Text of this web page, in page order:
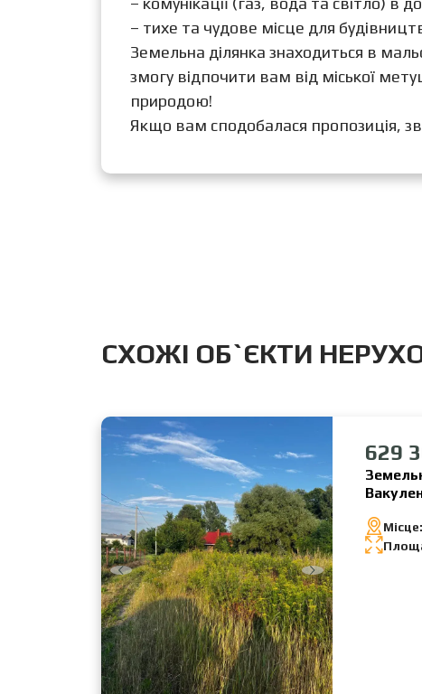
– тихе та чудове місце для
Земельна ділянка знаходиться в
змогу відпочити вам від міської
природою!
Якщо вам сподобалася пропозиція,
CХОЖІ ОБ`ЄКТИ
629
Місце: